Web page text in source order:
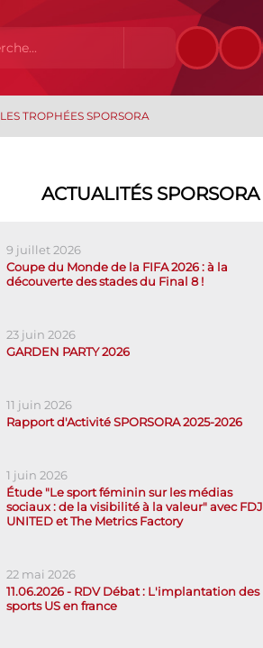
LES TROPHÉES SPORSORA
ACTUALITÉS SPORSORA
9 juillet 2026
Coupe du Monde de la FIFA 2026 : à la
découverte des stades du Final 8 !
23 juin 2026
GARDEN PARTY 2026
11 juin 2026
Rapport d'Activité SPORSORA 2025-2026
1 juin 2026
Étude "Le sport féminin sur les médias
sociaux : de la visibilité à la valeur" avec FDJ
UNITED et The Metrics Factory
22 mai 2026
11.06.2026 - RDV Débat : L'implantation des
sports US en france